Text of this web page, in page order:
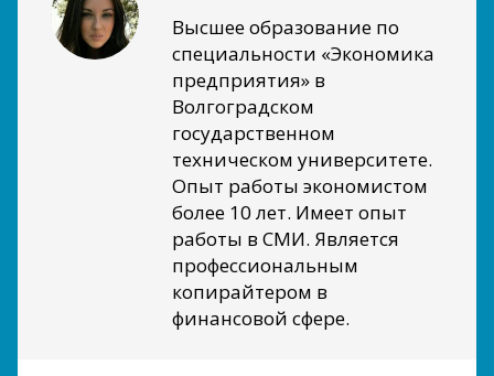
Высшее образование по
специальности «Экономика
предприятия» в
Волгоградском
государственном
техническом университете.
Опыт работы экономистом
более 10 лет. Имеет опыт
работы в СМИ. Является
профессиональным
копирайтером в
финансовой сфере.